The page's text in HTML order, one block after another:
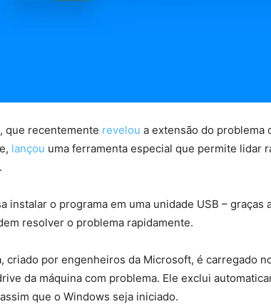
, que recentemente revelou a extensão do problema
lançou uma ferramenta especial que permite lidar
instalar o programa em uma unidade USB – graças
resolver o problema rapidamente.
criado por engenheiros da Microsoft, é carregado
da máquina com problema. Ele exclui
que o Windows seja iniciado.